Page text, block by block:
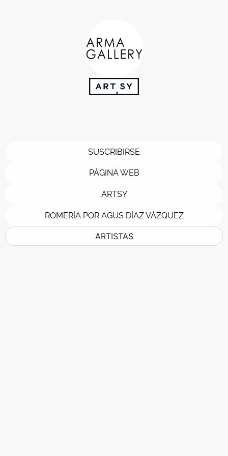
SUSCRIBIRSE
PÁGINA WEB
ARTSY
ROMERÍA POR AGUS DÍAZ VÁZQUEZ
ARTISTAS